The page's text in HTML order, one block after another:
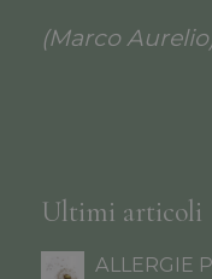
(Marco
Ultimi articoli
ALLERGIE